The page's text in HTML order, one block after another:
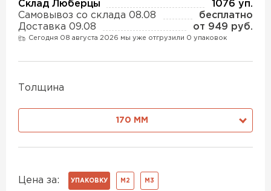
Склад Люберцы
1076 уп.
Самовывоз со склада 08.08
бесплатно
Доставка 09.08
от 949 руб.
Сегодня 08 августа 2026 мы уже отгрузили 0 упаковок
Толщина
170 ММ
Цена за: УПАКОВКУ М2 М3
Утеплитель Белтеп
Утеплитель Тизол
Утеплитель Isoroc
Утеплитель Изомин